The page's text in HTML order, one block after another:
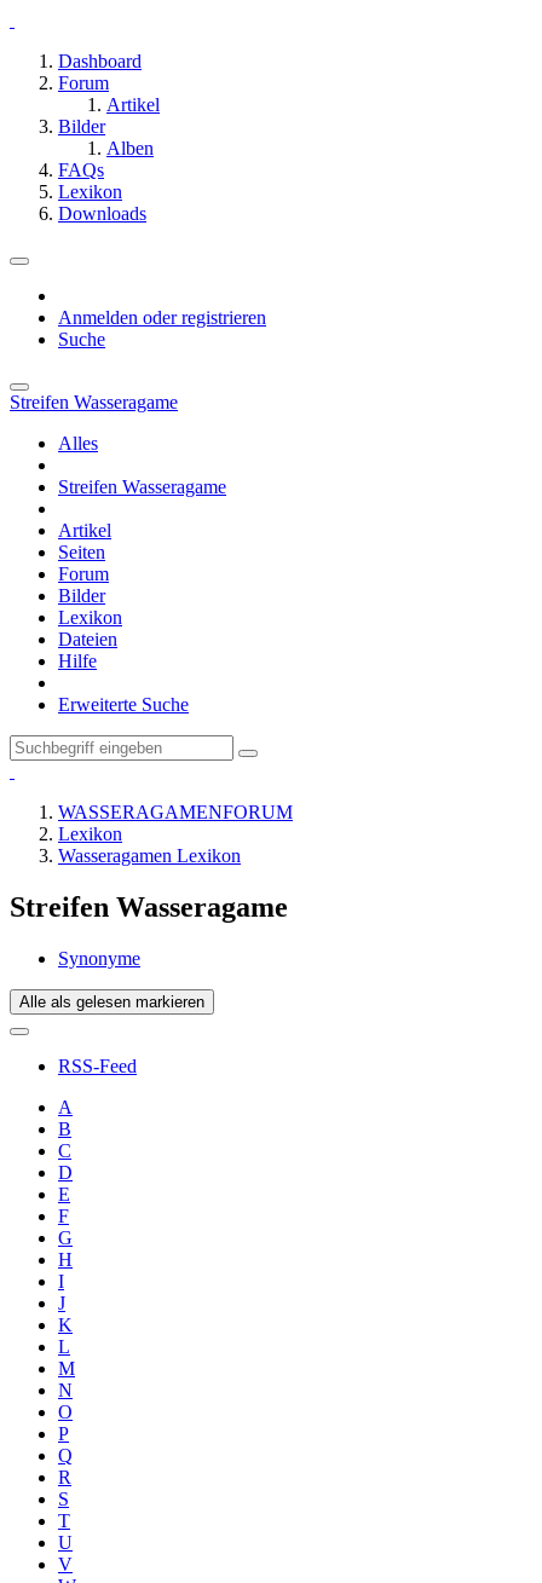
Dashboard
Forum
Artikel
Bilder
Alben
FAQs
Lexikon
Downloads
Anmelden oder registrieren
Suche
Streifen Wasseragame
Alles
Streifen Wasseragame
Artikel
Seiten
Forum
Bilder
Lexikon
Dateien
Hilfe
Erweiterte Suche
WASSERAGAMENFORUM
Lexikon
Wasseragamen Lexikon
Streifen Wasseragame
Synonyme
Alle als gelesen markieren
RSS-Feed
A
B
C
D
E
F
G
H
I
J
K
L
M
N
O
P
Q
R
S
T
U
V